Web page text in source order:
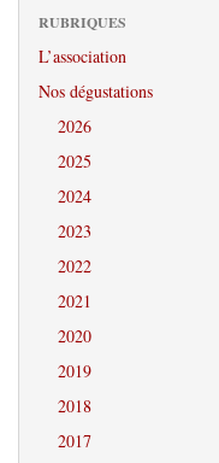
RUBRIQUES
L’association
Nos dégustations
2026
2025
2024
2023
2022
2021
2020
2019
2018
2017